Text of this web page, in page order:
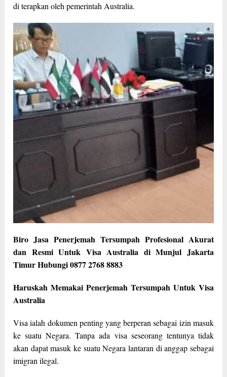
di terapkan oleh pemerintah Australia.
Biro Jasa Penerjemah Tersumpah Profesional Akurat
dan Resmi Untuk Visa Australia di Munjul Jakarta
Timur Hubungi 0877 2768 8883
Haruskah Memakai Penerjemah Tersumpah Untuk Visa
Australia
Visa ialah dokumen penting yang berperan sebagai izin masuk
ke suatu Negara. Tanpa ada visa seseorang tentunya tidak
akan dapat masuk ke suatu Negara lantaran di anggap sebagai
imigran ilegal.